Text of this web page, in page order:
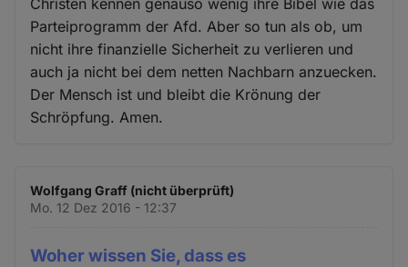
Parteiprogramm der Afd. Aber so tun als ob, um
nicht ihre finanzielle Sicherheit zu verlieren und
auch ja nicht bei dem netten Nachbarn anzuecken.
Der Mensch ist und bleibt die Krönung der
Schröpfung. Amen.
Wolfgang Graff (nicht überprüft)
Mo. 12 Dez 2016 - 12:37
Woher wissen Sie, dass es